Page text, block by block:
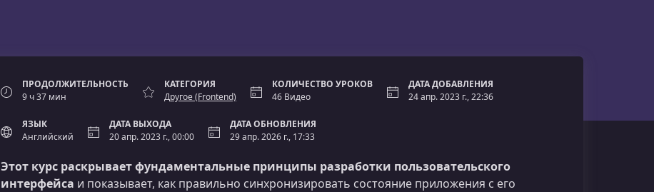
ПРОДОЛЖИТЕЛЬНОСТЬ
9 ч 37 мин
КАТЕГОРИЯ
Другое (Frontend)
КОЛИЧЕСТВО УРОКОВ
46 Видео
ДАТА ДОБАВЛЕНИЯ
24 апр. 2023 г., 22:36
ЯЗЫК
Английский
ДАТА ВЫХОДА
20 апр. 2023 г., 00:00
ДАТА ОБНОВЛЕНИЯ
29 апр. 2026 г., 17:33
Этот курс раскрывает фундаментальные принципы разработки пользовательского
интерфейса и показывает, как правильно синхронизировать состояние приложения с его